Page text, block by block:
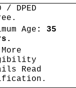
/ DPED
Age : 35
Read